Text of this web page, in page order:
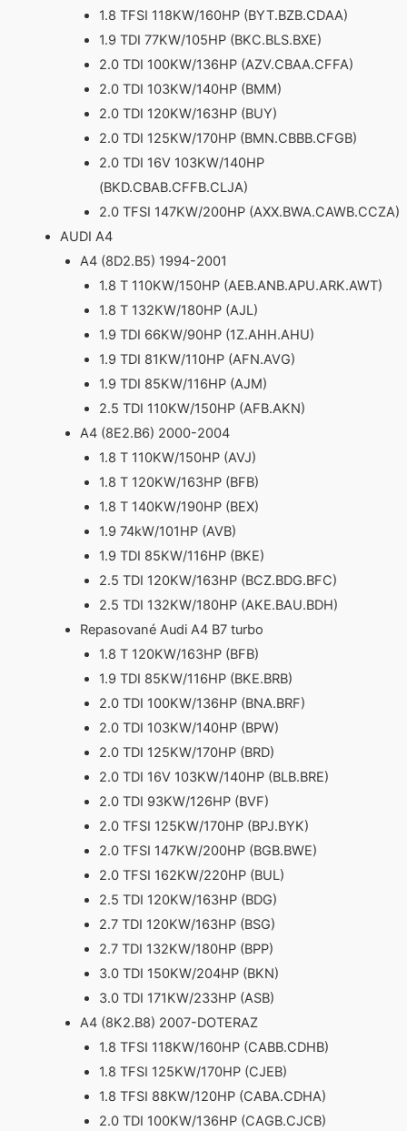
1.8 TFSI 118KW/160HP (BYT.BZB.CDAA)
1.9 TDI 77KW/105HP (BKC.BLS.BXE)
2.0 TDI 100KW/136HP (AZV.CBAA.CFFA)
2.0 TDI 103KW/140HP (BMM)
2.0 TDI 120KW/163HP (BUY)
2.0 TDI 125KW/170HP (BMN.CBBB.CFGB)
2.0 TDI 16V 103KW/140HP
(BKD.CBAB.CFFB.CLJA)
2.0 TFSI 147KW/200HP (AXX.BWA.CAWB.CCZA)
AUDI A4
A4 (8D2.B5) 1994-2001
1.8 T 110KW/150HP (AEB.ANB.APU.ARK.AWT)
1.8 T 132KW/180HP (AJL)
1.9 TDI 66KW/90HP (1Z.AHH.AHU)
1.9 TDI 81KW/110HP (AFN.AVG)
1.9 TDI 85KW/116HP (AJM)
2.5 TDI 110KW/150HP (AFB.AKN)
A4 (8E2.B6) 2000-2004
1.8 T 110KW/150HP (AVJ)
1.8 T 120KW/163HP (BFB)
1.8 T 140KW/190HP (BEX)
1.9 74kW/101HP (AVB)
1.9 TDI 85KW/116HP (BKE)
2.5 TDI 120KW/163HP (BCZ.BDG.BFC)
2.5 TDI 132KW/180HP (AKE.BAU.BDH)
Repasované Audi A4 B7 turbo
1.8 T 120KW/163HP (BFB)
1.9 TDI 85KW/116HP (BKE.BRB)
2.0 TDI 100KW/136HP (BNA.BRF)
2.0 TDI 103KW/140HP (BPW)
2.0 TDI 125KW/170HP (BRD)
2.0 TDI 16V 103KW/140HP (BLB.BRE)
2.0 TDI 93KW/126HP (BVF)
2.0 TFSI 125KW/170HP (BPJ.BYK)
2.0 TFSI 147KW/200HP (BGB.BWE)
2.0 TFSI 162KW/220HP (BUL)
2.5 TDI 120KW/163HP (BDG)
2.7 TDI 120KW/163HP (BSG)
2.7 TDI 132KW/180HP (BPP)
3.0 TDI 150KW/204HP (BKN)
3.0 TDI 171KW/233HP (ASB)
A4 (8K2.B8) 2007-DOTERAZ
1.8 TFSI 118KW/160HP (CABB.CDHB)
1.8 TFSI 125KW/170HP (CJEB)
1.8 TFSI 88KW/120HP (CABA.CDHA)
2.0 TDI 100KW/136HP (CAGB.CJCB)